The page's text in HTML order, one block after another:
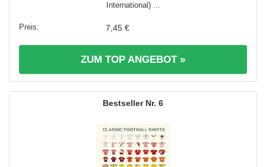
International) ...
7,45 €
ZUM TOP ANGEBOT »
6